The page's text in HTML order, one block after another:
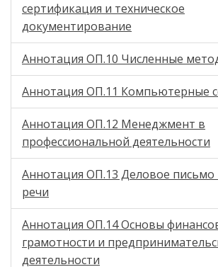
сертификация и техническое
документирование
Аннотация ОП.10 Численные
Аннотация ОП.11 Компьютерные
Аннотация ОП.12 Менеджмент в
профессиональной деятельности
Аннотация ОП.13 Деловое письмо
речи
Аннотация ОП.14 Основы
грамотности и
деятельности